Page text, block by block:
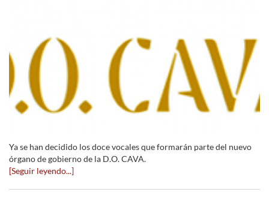
Ya se han decidido los doce vocales que formarán parte del nuevo
órgano de gobierno de la D.O. CAVA.
[Seguir leyendo...]